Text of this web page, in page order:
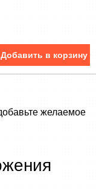
Добавить в корзину
желаемое